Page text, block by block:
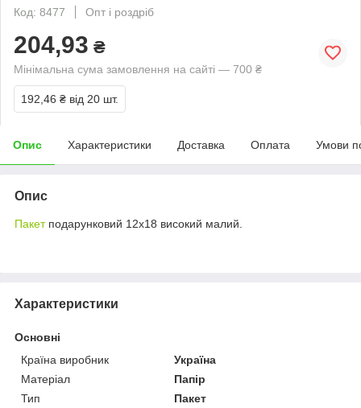
Код: 8477
Опт і роздріб
204,93 ₴
Мінімальна сума замовлення на сайті — 700 ₴
192,46 ₴ від 20 шт.
Опис Характеристики Доставка Оплата Умови
Опис
Пакетподарунковий 12х18 високий малий.
Характеристики
Основні
Країна виробник
Україна
Матеріал
Папір
Тип
Пакет